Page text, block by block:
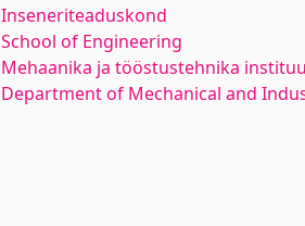
Inseneriteaduskond
School of Engineering
Mehaanika ja tööstustehnika
Department of Mechanical and